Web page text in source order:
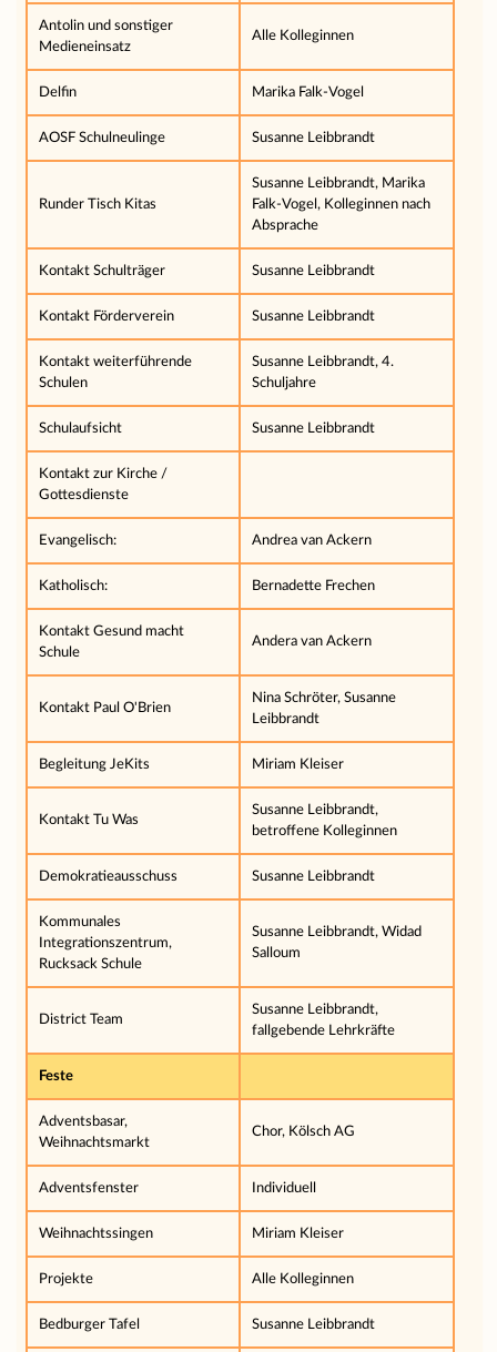
Antolin und sonstiger
Medieneinsatz
Alle Kolleginnen
Delfin Marika Falk-Vogel
AOSF Schulneulinge Susanne Leibbrandt
Runder Tisch Kitas
Susanne Leibbrandt, Marika
Falk-Vogel, Kolleginnen nach
Absprache
Kontakt Schulträger Susanne Leibbrandt
Kontakt Förderverein Susanne Leibbrandt
Kontakt weiterführende
Schulen
Susanne Leibbrandt, 4.
Schuljahre
Schulaufsicht Susanne Leibbrandt
Kontakt zur Kirche /
Gottesdienste
Evangelisch: Andrea van Ackern
Katholisch: Bernadette Frechen
Kontakt Gesund macht
Schule
Andera van Ackern
Kontakt Paul O'Brien
Nina Schröter, Susanne
Leibbrandt
Begleitung JeKits Miriam Kleiser
Kontakt Tu Was
Susanne Leibbrandt,
betroffene Kolleginnen
Demokratieausschuss Susanne Leibbrandt
Kommunales
Integrationszentrum,
Rucksack Schule
Susanne Leibbrandt, Widad
Salloum
District Team
Susanne Leibbrandt,
fallgebende Lehrkräfte
Feste
Adventsbasar,
Weihnachtsmarkt
Chor, Kölsch AG
Adventsfenster Individuell
Weihnachtssingen Miriam Kleiser
Projekte Alle Kolleginnen
Bedburger Tafel Susanne Leibbrandt